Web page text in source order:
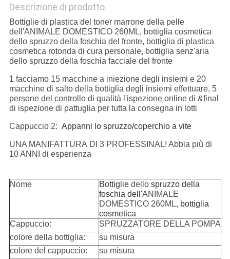
Descrizione di prodotto
Bottiglie di plastica del toner marrone della pelle
dell'ANIMALE DOMESTICO 260ML, bottiglia cosmetica
dello spruzzo della foschia del fronte, bottiglia di plastica
cosmetica rotonda di cura personale, bottiglia senz'aria
dello spruzzo della foschia facciale del fronte
1 facciamo 15 macchine a iniezione degli insiemi e 20
macchine di salto della bottiglia degli insiemi effettuare, 5
persone del controllo di qualità l'ispezione online di &final
di ispezione di pattuglia per tutta la consegna in lotti
Cappuccio 2: Appanni lo spruzzo/coperchio a vite
UNA MANIFATTURA DI 3 PROFESSINAL! Abbia più di
10 ANNI di esperienza
Nome Bottiglie dello spruzzo della
foschia dell'ANIMALE
DOMESTICO 260ML, bottiglia
cosmetica
Cappuccio:
SPRUZZATORE DELLA POMPA
colore della bottiglia:
su misura
colore del cappuccio:
su misura